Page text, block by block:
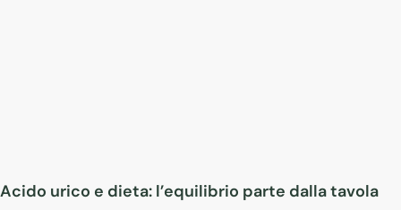
Acido urico e dieta: l’equilibrio parte dalla tavola